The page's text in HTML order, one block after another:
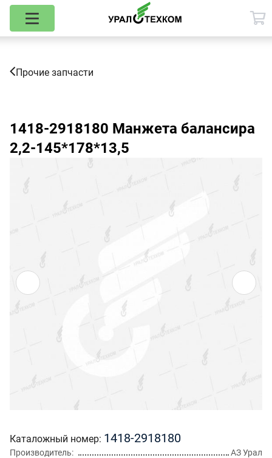
Прочие запчасти
1418-2918180 Манжета балансира
2,2-145*178*13,5
Каталожный номер 1418-2918180
Производитель
АЗ Урал